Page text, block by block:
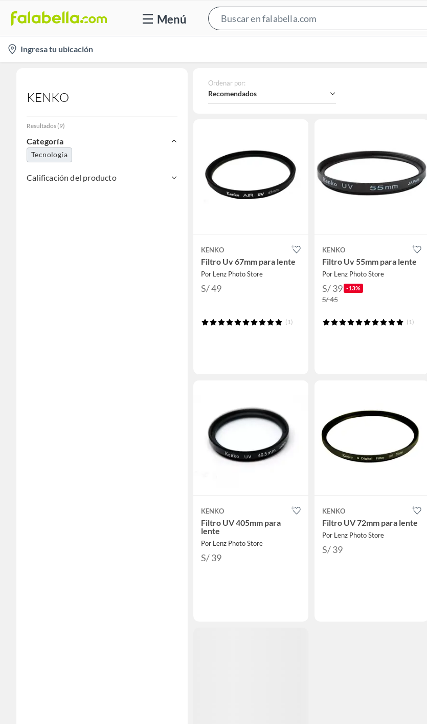
Menú
Bar
location-
icon
Ingresa tu ubicación
KENKO
Resultados (9)
Categoría
Tecnología
Calificación del producto
Ordenar por:
Recomendados
KENKO
Filtro Uv 67mm para lente
Por Lenz Photo Store
S/ 49
(1)
KENKO
Filtro Uv 55mm para lente
Por Lenz Photo Store
S/ 39 -13%
S/ 45
(1)
KENKO
Filtro UV 405mm para
lente
Por Lenz Photo Store
S/ 39
KENKO
Filtro UV 72mm para lente
Por Lenz Photo Store
S/ 39